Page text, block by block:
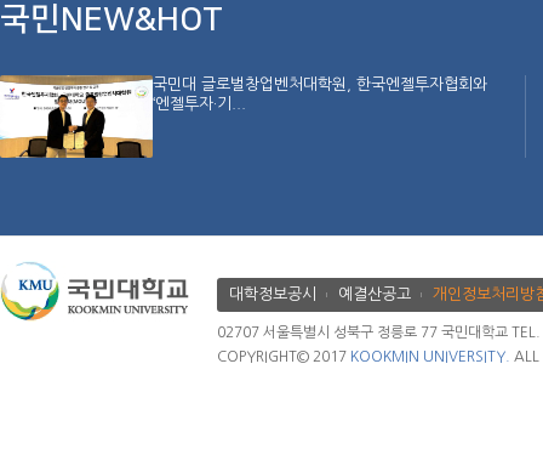
국민NEW&HOT
국민대 글로벌창업벤처대학원, 한국엔젤투자협회와
‘엔젤투자·기...
대학정보공시 예결산공고 개인정보처리방
02707 서울특별시 성북구 정릉로 77 국민대학교
COPYRIGHT© 2017 KOOKMIN UNIVERSITY. ALL